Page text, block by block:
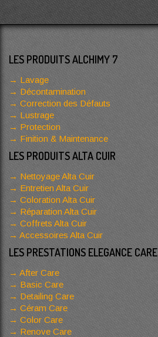
LES PRODUITS ALCHIMY 7
Lavage
Décontamination
Correction des Défauts
Lustrage
Protection
Finition & Maintenance
LES PRODUITS ALTA CUIR
Nettoyage Alta Cuir
Entretien Alta Cuir
Coloration Alta Cuir
Réparation Alta Cuir
Coffrets Alta Cuir
Accessoires Alta Cuir
LES PRESTATIONS ELEGANCE CARE
After Care
Basic Care
Detailing Care
Céram Care
Color Care
Renove Care